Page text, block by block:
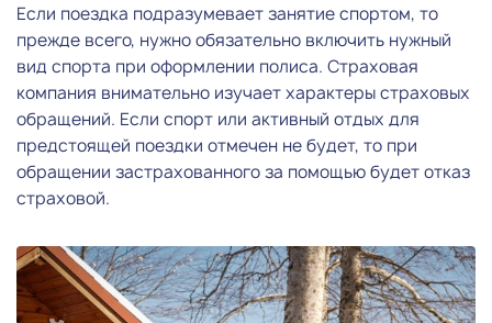
Если поездка подразумевает занятие спортом, то
прежде всего, нужно обязательно включить нужный
вид спорта при оформлении полиса. Страховая
компания внимательно изучает характеры страховых
обращений. Если спорт или активный отдых для
предстоящей поездки отмечен не будет, то при
обращении застрахованного за помощью будет отказ
страховой.